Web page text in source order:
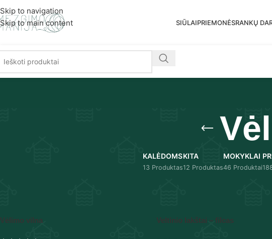
Skip to navigation
Skip to main content
SIŪLAIPRIEMONĖSRANKŲ
KALĖDOMS
13 Produktas
KITA
12 Produktas
MOKYKLAI
46 Produktai
Vėlimo vilna Veltinio lakštai – filcas